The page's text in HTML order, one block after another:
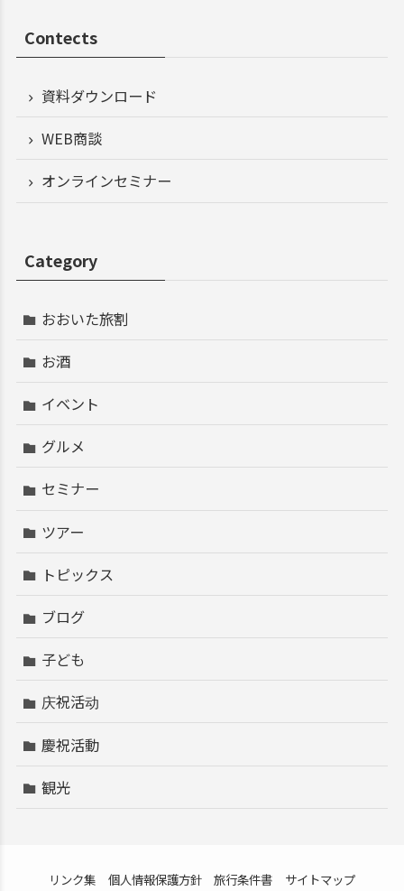
Contects
資料ダウンロード
WEB商談
オンラインセミナー
Category
おおいた旅割
お酒
イベント
グルメ
セミナー
ツアー
トピックス
ブログ
子ども
庆祝活动
慶祝活動
観光
リンク集 個人情報保護方針 旅行条件書 サイトマップ